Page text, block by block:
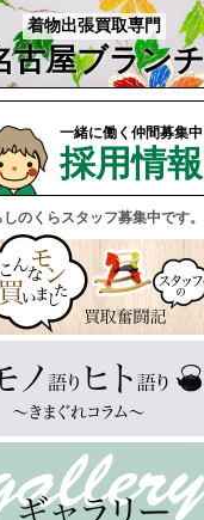
着物出張買取専門
古屋ブランチ
一緒に働く仲間募集中
採用情報
しのくらスタッフ募集中です。